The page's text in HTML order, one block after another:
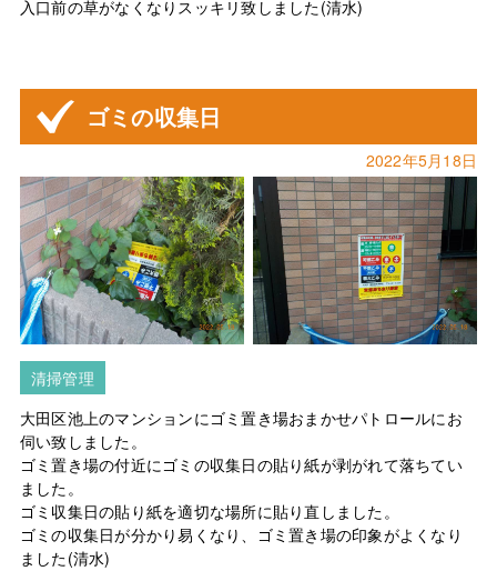
入口前の草がなくなりスッキリ致しました(清水)
ゴミの収集日
2022年5月18日
清掃管理
大田区池上のマンションにゴミ置き場おまかせパトロールにお
伺い致しました。
ゴミ置き場の付近にゴミの収集日の貼り紙が剥がれて落ちてい
ました。
ゴミ収集日の貼り紙を適切な場所に貼り直しました。
ゴミの収集日が分かり易くなり、ゴミ置き場の印象がよくなり
ました(清水)